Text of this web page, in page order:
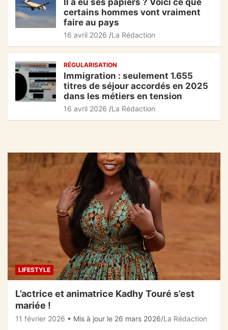
Il a eu ses papiers ? Voici ce que
certains hommes vont vraiment
faire au pays
16 avril 2026 La Rédaction
RÉGULARISATION
Immigration : seulement 1.655
titres de séjour accordés en 2025
dans les métiers en tension
16 avril 2026 La Rédaction
LIFESTYLE
L’actrice et animatrice Kadhy Touré s’est
mariée !
11 février 2026 • Mis à jour le 26 mars 2026 La Rédaction